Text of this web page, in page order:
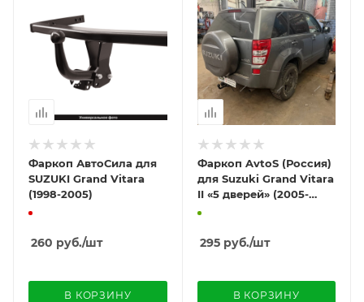
Фаркоп АвтоСила для
SUZUKI Grand Vitara
(1998-2005)
260 руб./шт
В КОРЗИНУ
Фаркоп AvtoS (Россия)
для Suzuki Grand Vitara
II «5 дверей» (2005-
2016)
295руб./шт
В КОРЗИНУ